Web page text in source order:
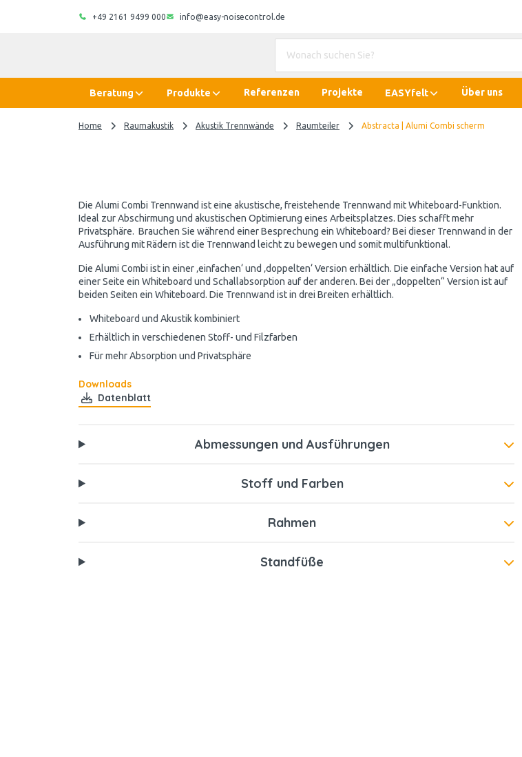
+49 2161 9499 000 info@easy-noisecontrol.de
Beratung Produkte Referenzen Projekte EASYfelt Über uns
Home Raumakustik Akustik Trennwände Raumteiler Abstracta | Alumi Combi scherm
Die Alumi Combi Trennwand ist eine akustische, freistehende Trennwand mit Whiteboard-Funktion.
Ideal zur Abschirmung und akustischen Optimierung eines Arbeitsplatzes. Dies schafft mehr
Privatsphäre. Brauchen Sie während einer Besprechung ein Whiteboard? Bei dieser Trennwand in der
Ausführung mit Rädern ist die Trennwand leicht zu bewegen und somit multifunktional.
Die Alumi Combi ist in einer ‚einfachen‘ und ‚doppelten‘ Version erhältlich. Die einfache Version hat auf
einer Seite ein Whiteboard und Schallabsorption auf der anderen. Bei der „doppelten“ Version ist auf
beiden Seiten ein Whiteboard. Die Trennwand ist in drei Breiten erhältlich.
Whiteboard und Akustik kombiniert
Erhältlich in verschiedenen Stoff- und Filzfarben
Für mehr Absorption und Privatsphäre
Downloads
Datenblatt
Abmessungen und Ausführungen
Stoff und Farben
Rahmen
Standfüße